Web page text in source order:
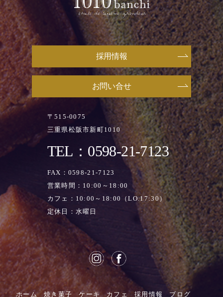
〒515-0075
三重県松阪市新町1010
TEL：0598-21-7123
FAX：0598-21-7123
営業時間：10:00～18:00
カフェ：10:00～18:00（LO.17:30）
定休日：水曜日
お問い合せ
採用情報
ホーム 焼き菓子 ケーキ カフェ 採用情報 ブログ